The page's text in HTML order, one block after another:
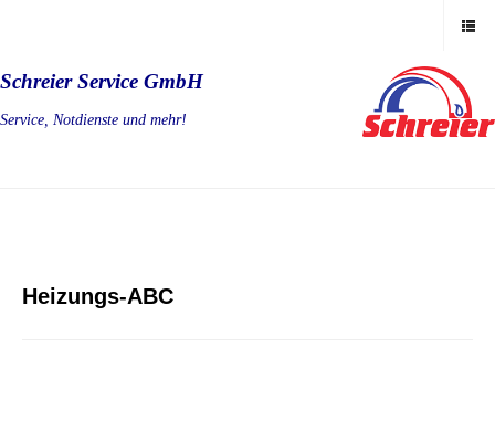
Schreier Service GmbH
Service, Notdienste und mehr!
Heizungs-ABC